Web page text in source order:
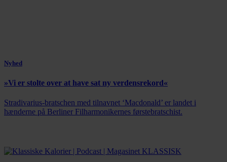
Nyhed
»Vi er stolte over at have sat ny verdensrekord«
Stradivarius-bratschen med tilnavnet ‘Macdonald’ er landet i
hænderne på Berliner Filharmonikernes førstebratschist.